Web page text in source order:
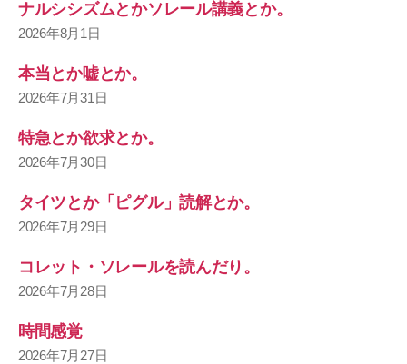
ナルシシズムとかソレール講義とか。
2026年8月1日
本当とか嘘とか。
2026年7月31日
特急とか欲求とか。
2026年7月30日
タイツとか「ピグル」読解とか。
2026年7月29日
コレット・ソレールを読んだり。
2026年7月28日
時間感覚
2026年7月27日